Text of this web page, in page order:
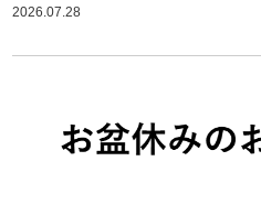
2026.07.28